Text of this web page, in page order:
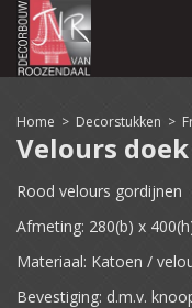
Home > Decorstukken >
Velours
Rood velours gordijnen
Afmeting: 280(b) x
Materiaal: Katoen /
Bevestiging: d.m.v.